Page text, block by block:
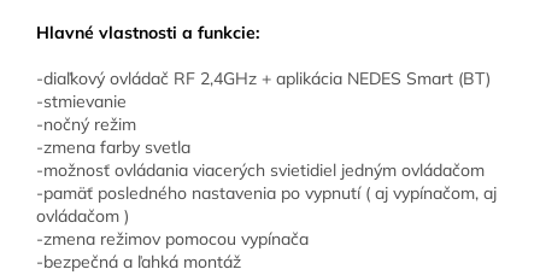
Hlavné vlastnosti a funkcie:
-diaľkový ovládač RF 2,4GHz + aplikácia NEDES Smart (BT)
-stmievanie
-nočný režim
-zmena farby svetla
-možnosť ovládania viacerých svietidiel jedným ovládačom
-pamäť posledného nastavenia po vypnutí ( aj vypínačom, aj
ovládačom )
-zmena režimov pomocou vypínača
-bezpečná a ľahká montáž